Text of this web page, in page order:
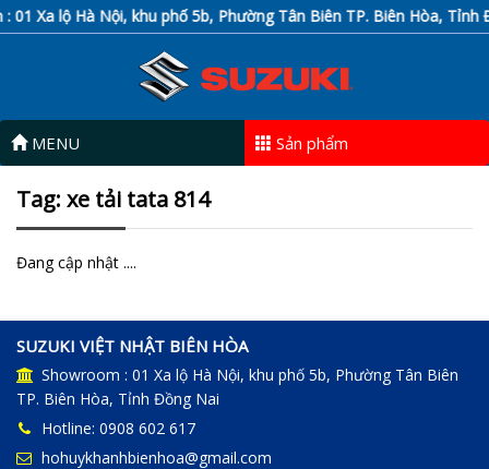
Xa lộ Hà Nội, khu phố 5b, Phường Tân Biên TP. Biên Hòa, Tỉnh
MENU Sản phẩm
Tag: xe tải tata 814
Đang cập nhật ....
SUZUKI VIỆT NHẬT BIÊN HÒA
Showroom : 01 Xa lộ Hà Nội, khu phố 5b, Phường Tân Biên
TP. Biên Hòa, Tỉnh Đồng Nai
Hotline: 0908 602 617
hohuykhanhbienhoa@gmail.com